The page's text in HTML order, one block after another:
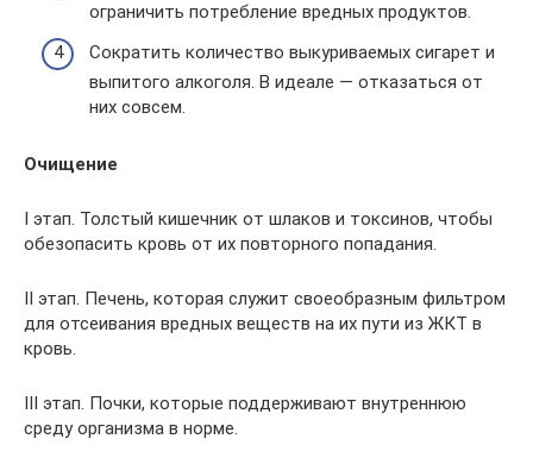
ограничить потребление вредных продуктов.
Сократить количество выкуриваемых сигарет и
выпитого алкоголя. В идеале — отказаться от
них совсем.
Очищение
I этап. Толстый кишечник от шлаков и токсинов, чтобы
обезопасить кровь от их повторного попадания.
II этап. Печень, которая служит своеобразным фильтром
для отсеивания вредных веществ на их пути из ЖКТ в
кровь.
III этап. Почки, которые поддерживают внутреннюю
среду организма в норме.